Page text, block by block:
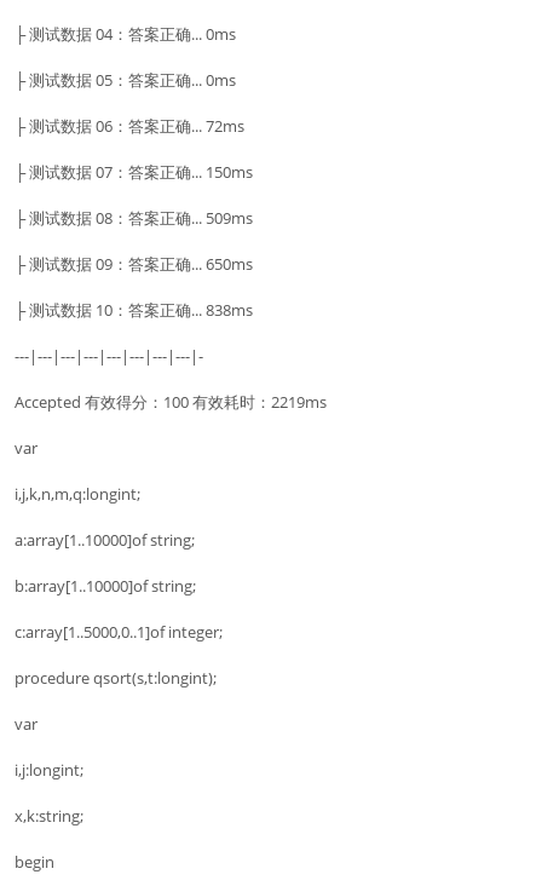
├ 测试数据 04：答案正确... 0ms
├ 测试数据 05：答案正确... 0ms
├ 测试数据 06：答案正确... 72ms
├ 测试数据 07：答案正确... 150ms
├ 测试数据 08：答案正确... 509ms
├ 测试数据 09：答案正确... 650ms
├ 测试数据 10：答案正确... 838ms
---|---|---|---|---|---|---|---|-
Accepted 有效得分：100 有效耗时：2219ms
var
i,j,k,n,m,q:longint;
a:array[1..10000]of string;
b:array[1..10000]of string;
c:array[1..5000,0..1]of integer;
procedure qsort(s,t:longint);
var
i,j:longint;
x,k:string;
begin